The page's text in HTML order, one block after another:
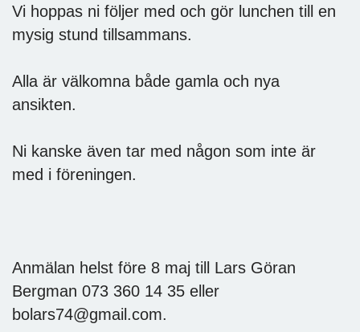
Vi hoppas ni följer med och gör lunchen till en
mysig stund tillsammans.
Alla är välkomna både gamla och nya
ansikten.
Ni kanske även tar med någon som inte är
med i föreningen.
Anmälan helst före 8 maj till Lars Göran
Bergman 073 360 14 35 eller
bolars74@gmail.com.